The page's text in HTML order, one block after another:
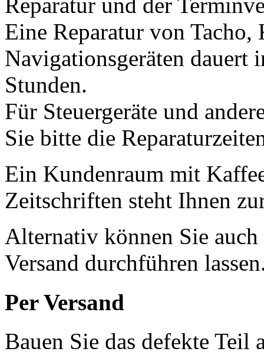
Reparatur und der
Eine Reparatur von
Navigationsgeräten dauert
Stunden.
Für Steuergeräte und
Sie bitte die
Ein Kundenraum mit
Zeitschriften steht Ihnen
Alternativ können Sie auch
Versand durchführen
Per Versand
Bauen Sie das defekte Teil